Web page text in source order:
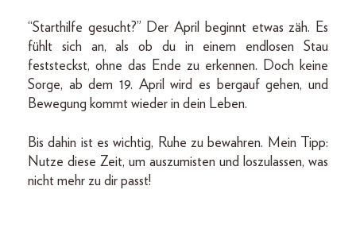
“Starthilfe gesucht?” Der April beginnt etwas zäh. Es
fühlt sich an, als ob du in einem endlosen Stau
feststeckst, ohne das Ende zu erkennen. Doch keine
Sorge, ab dem 19. April wird es bergauf gehen, und
Bewegung kommt wieder in dein Leben.
Bis dahin ist es wichtig, Ruhe zu bewahren. Mein Tipp:
Nutze diese Zeit, um auszumisten und loszulassen, was
nicht mehr zu dir passt!